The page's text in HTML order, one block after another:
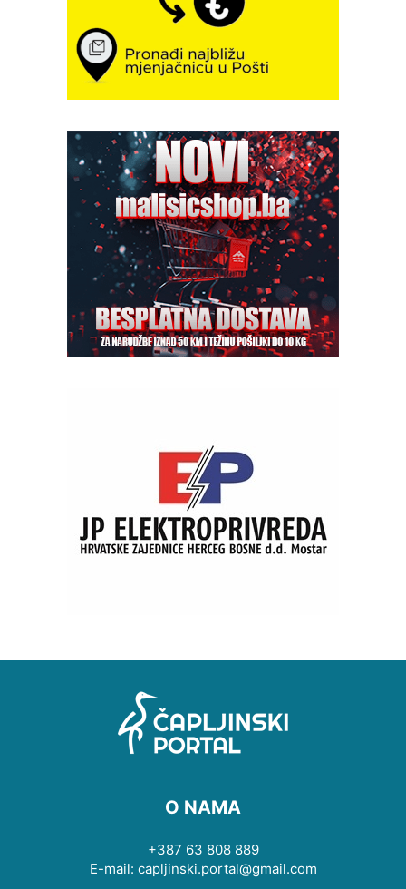
O NAMA
+387 63 808 889
E-mail: capljinski.portal@gmail.com